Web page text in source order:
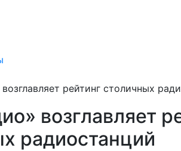
рейтинг столичных
возглавляет
радиостанций